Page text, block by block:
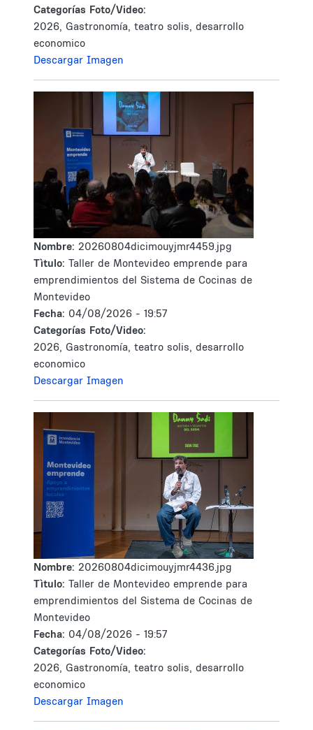
Categorías Foto/Video:
2026, Gastronomía, teatro solis, desarrollo
economico
Descargar Imagen
Nombre: 20260804dicimouyjmr4459.jpg
Tìtulo: Taller de Montevideo emprende para
emprendimientos del Sistema de Cocinas de
Montevideo
Fecha: 04/08/2026 - 19:57
Categorías Foto/Video:
2026, Gastronomía, teatro solis, desarrollo
economico
Descargar Imagen
Nombre: 20260804dicimouyjmr4436.jpg
Tìtulo: Taller de Montevideo emprende para
emprendimientos del Sistema de Cocinas de
Montevideo
Fecha: 04/08/2026 - 19:57
Categorías Foto/Video:
2026, Gastronomía, teatro solis, desarrollo
economico
Descargar Imagen